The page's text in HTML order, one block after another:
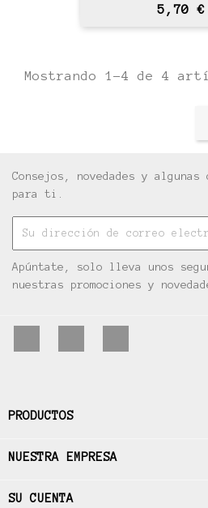
Precio
5,70 €
Mostrando 1-4 de 4
Consejos, novedades y
para ti.
Apúntate, solo lleva unos
nuestras promociones y
PRODUCTOS
NUESTRA EMPRESA
SU CUENTA